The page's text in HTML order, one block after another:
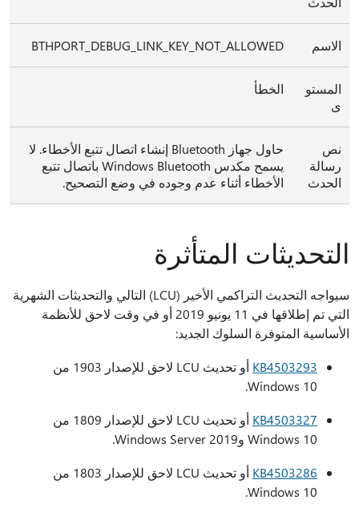
الاسم BTHPORT_DEBUG_LINK_KEY_NOT_ALLOWED
المستو
ى
الخطأ
نص
رسالة
الحدث
حاول جهاز Bluetooth إنشاء اتصال تتبع الأخطاء. لا
يسمح مكدس Windows Bluetooth باتصال تتبع
الأخطاء أثناء عدم وجوده في وضع التصحيح.
التحديثات المتأثرة
سيواجه التحديث التراكمي الأخير (LCU) التالي والتحديثات الشهرية
التي تم إطلاقها في 11 يونيو 2019 أو في وقت لاحق للأنظمة
الأساسية المتوفرة السلوك الجديد:
KB4503293
أو تحديث LCU لاحق للإصدار 1903 من
Windows 10.
KB4503327
أو تحديث LCU لاحق للإصدار 1809 من
Windows 10 وWindows Server 2019.
KB4503286
أو تحديث LCU لاحق للإصدار 1803 من
Windows 10.